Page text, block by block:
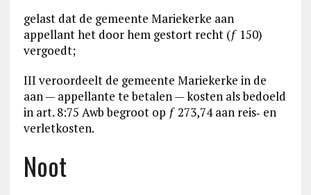
gelast dat de gemeente Mariekerke aan
appellant het door hem gestort recht (ƒ 150)
vergoedt;
III veroordeelt de gemeente Mariekerke in de
aan — appellante te betalen — kosten als bedoeld
in art. 8:75 Awb begroot op ƒ 273,74 aan reis‑ en
verletkosten.
Noot